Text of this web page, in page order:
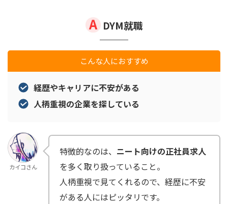
DYM就職
こんな人におすすめ
経歴やキャリアに不安がある
人柄重視の企業を探している
カイコさん
特徴的なのは、 ニート向けの正社員求人
を多く取り扱っていること。
人柄重視で見てくれるので、経歴に不安
がある人にはピッタリです。